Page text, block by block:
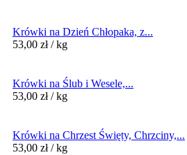
Krówki na Dzień Chłopaka, z...
53,00 zł / kg
Krówki na Ślub i Wesele,...
53,00 zł / kg
Krówki na Chrzest Święty, Chrzciny,...
53,00 zł / kg